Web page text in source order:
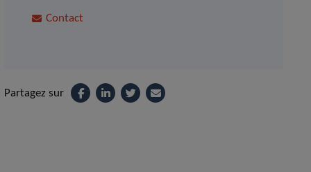
Contact
Partagez sur